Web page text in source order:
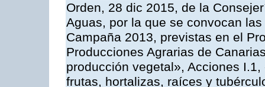
Orden, 28 dic 2015, de la
Aguas, por la que se convocan
Campaña 2013, previstas en el
Producciones Agrarias de
producción vegetal», Acciones
frutas, hortalizas, raíces y